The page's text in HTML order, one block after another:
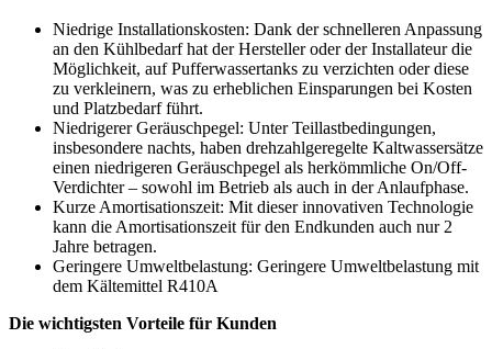
Niedrige Installationskosten: Dank der schnelleren Anpassung
an den Kühlbedarf hat der Hersteller oder der Installateur die
Möglichkeit, auf Pufferwassertanks zu verzichten oder diese
zu verkleinern, was zu erheblichen Einsparungen bei Kosten
und Platzbedarf führt.
Niedrigerer Geräuschpegel: Unter Teillastbedingungen,
insbesondere nachts, haben drehzahlgeregelte Kaltwassersätze
einen niedrigeren Geräuschpegel als herkömmliche On/Off-
Verdichter – sowohl im Betrieb als auch in der Anlaufphase.
Kurze Amortisationszeit: Mit dieser innovativen Technologie
kann die Amortisationszeit für den Endkunden auch nur 2
Jahre betragen.
Geringere Umweltbelastung: Geringere Umweltbelastung mit
dem Kältemittel R410A
Die wichtigsten Vorteile für Kunden